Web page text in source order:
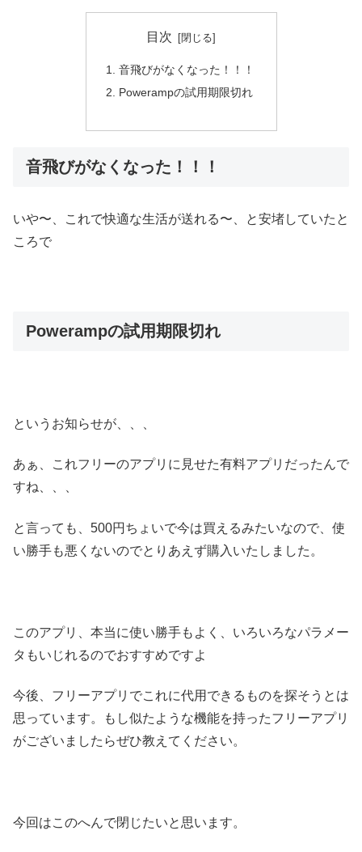
目次
音飛びがなくなった！！！
Powerampの試用期限切れ
音飛びがなくなった！！！
いや〜、これで快適な生活が送れる〜、と安堵していたと
ころで
Powerampの試用期限切れ
というお知らせが、、、
あぁ、これフリーのアプリに見せた有料アプリだったんで
すね、、、
と言っても、500円ちょいで今は買えるみたいなので、使
い勝手も悪くないのでとりあえず購入いたしました。
このアプリ、本当に使い勝手もよく、いろいろなパラメー
タもいじれるのでおすすめですよ
今後、フリーアプリでこれに代用できるものを探そうとは
思っています。もし似たような機能を持ったフリーアプリ
がございましたらぜひ教えてください。
今回はこのへんで閉じたいと思います。